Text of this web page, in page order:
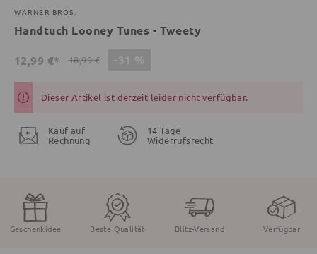
WARNER BROS.
Handtuch Looney Tunes - Tweety
12,99 €* 18,99 €
Dieser Artikel ist derzeit leider nicht verfügbar.
Kauf auf
Rechnung
14 Tage
Widerrufsrecht
Geschenkidee Beste Qualität Blitz-Versand Verfügbar